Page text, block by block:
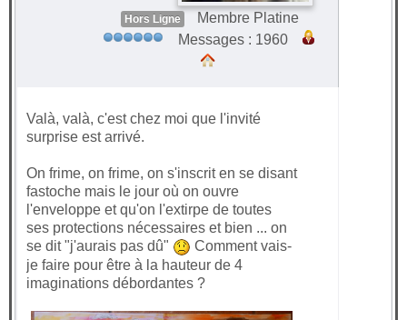
Hors Ligne
Membre Platine
Messages : 1960
Valà, valà, c'est chez moi que l'invité
surprise est arrivé.
On frime, on frime, on s'inscrit en se disant
fastoche mais le jour où on ouvre
l'enveloppe et qu'on l'extirpe de toutes
ses protections nécessaires et bien ... on
se dit "j'aurais pas dû"
Comment vais-
je faire pour être à la hauteur de 4
imaginations débordantes ?